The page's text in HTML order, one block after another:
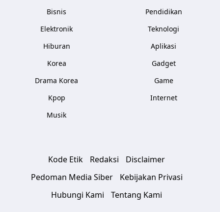
Bisnis
Elektronik
Hiburan
Korea
Drama Korea
Kpop
Musik
Pendidikan
Teknologi
Aplikasi
Gadget
Game
Internet
Kode Etik Redaksi
Disclaimer
Pedoman Media Siber
Kebijakan Privasi
Hubungi Kami
Tentang Kami